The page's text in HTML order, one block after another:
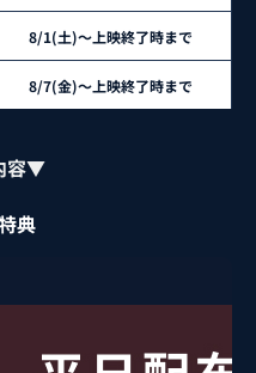
8/1(土)～上映終了時まで
8/7(金)～上映終了時まで
容▼
典